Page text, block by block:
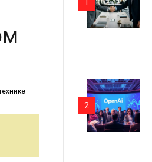
2